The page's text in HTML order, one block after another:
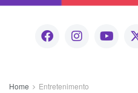
Home Entretenimento